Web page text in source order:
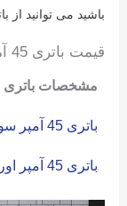
باشید می توانید
قیمت باتری 45 آمپر برای ونوسیا دی 60 پلاس:
مشخصات باتری
باتری 45 آمپر سوزوکی
باتری 45 آمپر اوربیتال